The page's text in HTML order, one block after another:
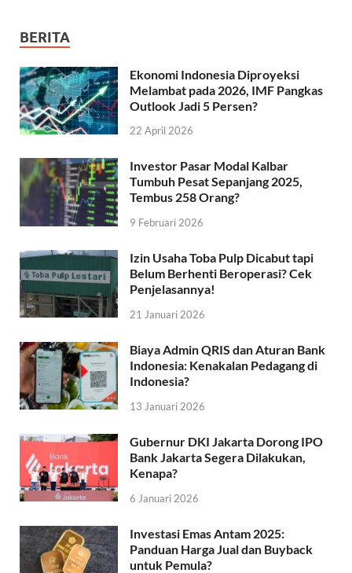
BERITA
Ekonomi Indonesia Diproyeksi
Melambat pada 2026, IMF Pangkas
Outlook Jadi 5 Persen?
22 April 2026
Investor Pasar Modal Kalbar
Tumbuh Pesat Sepanjang 2025,
Tembus 258 Orang?
9 Februari 2026
Izin Usaha Toba Pulp Dicabut tapi
Belum Berhenti Beroperasi? Cek
Penjelasannya!
21 Januari 2026
Biaya Admin QRIS dan Aturan Bank
Indonesia: Kenakalan Pedagang di
Indonesia?
13 Januari 2026
Gubernur DKI Jakarta Dorong IPO
Bank Jakarta Segera Dilakukan,
Kenapa?
6 Januari 2026
Investasi Emas Antam 2025:
Panduan Harga Jual dan Buyback
untuk Pemula?